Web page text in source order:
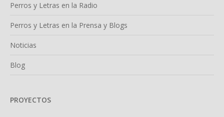
Perros y Letras en la Radio
Perros y Letras en la Prensa y Blogs
Noticias
Blog
PROYECTOS